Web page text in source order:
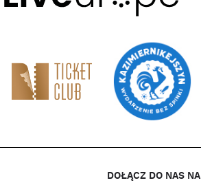
DOŁĄCZ DO NAS NA